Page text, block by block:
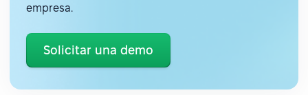
empresa.
Solicitar una demo